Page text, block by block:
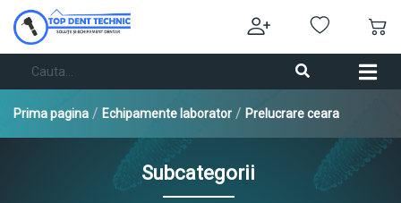
Prima pagina / Echipamente laborator / Prelucrare ceara
Subcategorii